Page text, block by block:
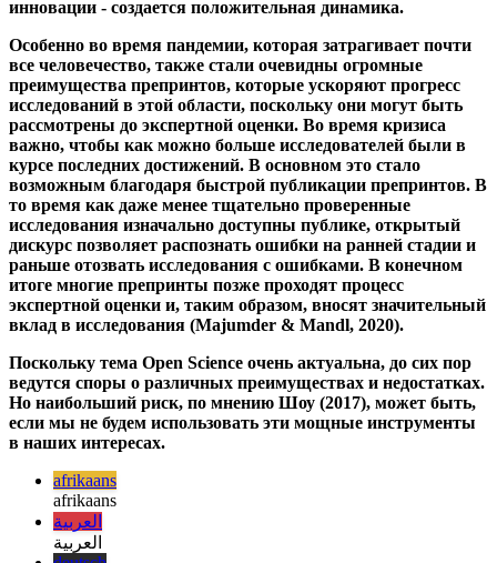
если мы не будем использовать эти мощные инструменты
afrikaans
afrikaans
العربية
العربية
deutsch
deutsch
ελληνικά
ελληνικά
english
english
esperanto
esperanto
español
español
français
עברית
עברית
हिन्दी
हिन्दी
magyar
magyar
italiano
italiano
日本語